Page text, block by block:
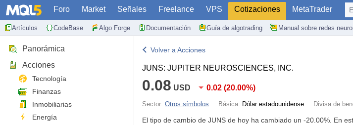
Foro Market Señales Freelance VPS Cotizaciones MetaTrader
Artículos CodeBase Algo Forge Documentación Guía de algotrading Manual sobre redes
Panorámica
Acciones
Tecnología
Finanzas
Inmobiliarias
Energía
Volver a Acciones
JUNS: JUPITER NEUROSCIENCES, INC.
0.08 USD 0.02 (20.00%)
Sector: Otros símbolos Básica: Dólar estadounidense Divisa de
El tipo de cambio de JUNS de hoy ha cambiado un -20.00% . En